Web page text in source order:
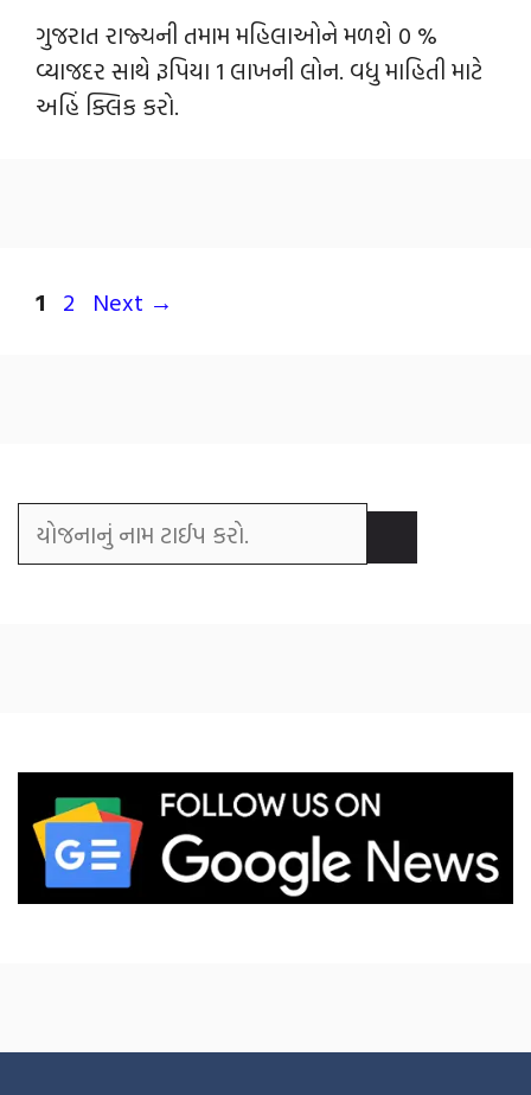
ગુજરાત રાજ્યની તમામ મહિલાઓને મળશે 0 %
વ્યાજદર સાથે રૂપિયા 1 લાખની લોન. વધુ માહિતી માટે
અહિં ક્લિક કરો.
1 2 Next →